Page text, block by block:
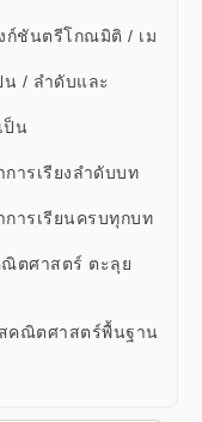
ก์ชันตรีโกณมิติ / เม
น / ลำดับและ
ป็น
ารเรียงลำดับบท
การเรียนครบทุกบท
ณิตศาสตร์ ตะลุย
สคณิตศาสตร์พื้นฐาน